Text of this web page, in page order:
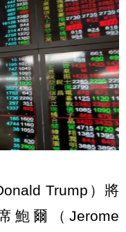
Trump）將
鮑爾（Jerome